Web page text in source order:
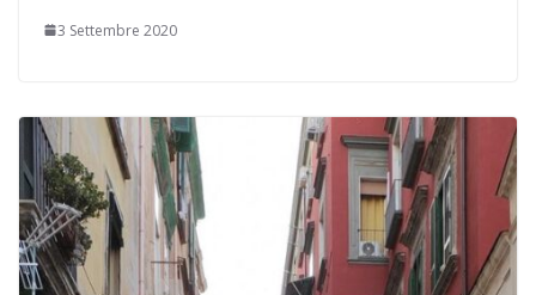
3 Settembre 2020